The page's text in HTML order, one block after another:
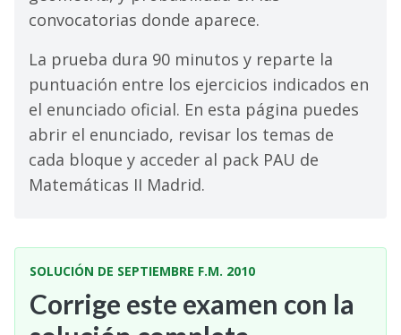
convocatorias donde aparece.
La prueba dura 90 minutos y reparte la
puntuación entre los ejercicios indicados en
el enunciado oficial. En esta página puedes
abrir el enunciado, revisar los temas de
cada bloque y acceder al pack PAU de
Matemáticas II Madrid.
SOLUCIÓN DE SEPTIEMBRE F.M. 2010
Corrige este examen con la